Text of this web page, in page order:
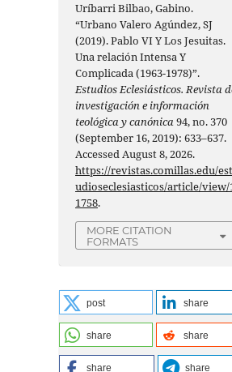
Uríbarri Bilbao, Gabino.
“Urbano Valero Agúndez, SJ
(2019). Pablo VI Y Los Jesuitas.
Una relación Intensa Y
Complicada (1963-1978)”.
Estudios Eclesiásticos. Revista
investigación e información
teológica y canónica94, no. 370
(September 16, 2019): 633–637.
Accessed August 8, 2026.
https://revistas.comillas.edu/est
udioseclesiasticos/article/view/
1758.
MORE CITATION
FORMATS
post share
share share
share share